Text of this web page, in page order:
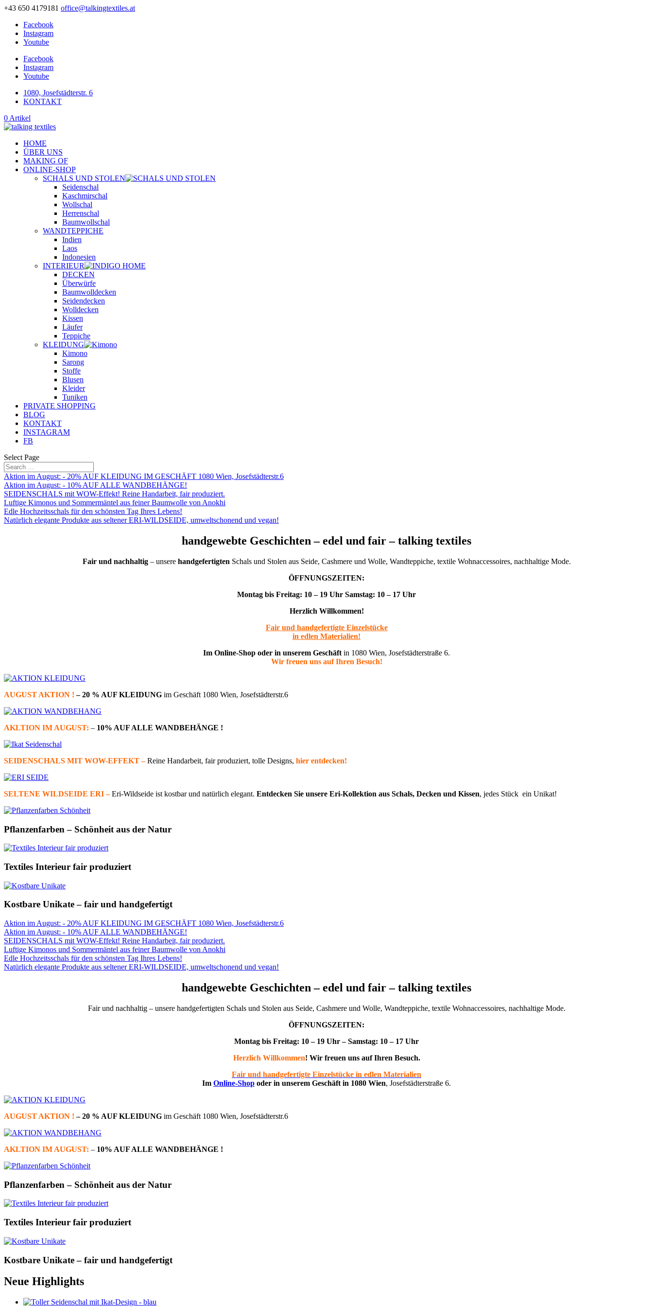
+43 650 4179181 office@talkingtextiles.at
Facebook
Instagram
Youtube
Facebook
Instagram
Youtube
1080, Josefstädterstr. 6
KONTAKT
0 Artikel
HOME
ÜBER UNS
MAKING OF
ONLINE-SHOP
SCHALS UND STOLEN
Seidenschal
Kaschmirschal
Wollschal
Herrenschal
Baumwollschal
WANDTEPPICHE
Indien
Laos
Indonesien
INTERIEUR
DECKEN
Überwürfe
Baumwolldecken
Seidendecken
Wolldecken
Kissen
Läufer
Teppiche
KLEIDUNG
Kimono
Sarong
Stoffe
Blusen
Kleider
Tuniken
PRIVATE SHOPPING
BLOG
KONTAKT
INSTAGRAM
FB
Select Page
Aktion im August: - 20% AUF KLEIDUNG IM GESCHÄFT 1080 Wien, Josefstädterstr.6
Aktion im August: - 10% AUF ALLE WANDBEHÄNGE!
SEIDENSCHALS mit WOW-Effekt! Reine Handarbeit, fair produziert.
Luftige Kimonos und Sommermäntel aus feiner Baumwolle von Anokhi
Edle Hochzeitsschals für den schönsten Tag Ihres Lebens!
Natürlich elegante Produkte aus seltener ERI-WILDSEIDE, umweltschonend und vegan!
handgewebte Geschichten – edel und fair – talking textiles
Fair und nachhaltig– unsere handgefertigten Schals und Stolen aus Seide, Cashmere und Wolle, Wandteppiche, textile Wohnaccessoires, nachhaltige Mode.
ÖFFNUNGSZEITEN:
Montag bis Freitag: 10 – 19 Uhr Samstag: 10 – 17 Uhr
Herzlich Willkommen!
Fair und handgefertigte Einzelstücke
in edlen Materialien!
Im Online-Shop oder in unserem Geschäft in 1080 Wien, Josefstädterstraße 6.
Wir freuen uns auf Ihren Besuch!
AUGUST AKTION !– 20 % AUF KLEIDUNG im Geschäft 1080 Wien, Josefstädterstr.6
AKLTION IM AUGUST: – 10% AUF ALLE WANDBEHÄNGE !
SEIDENSCHALS MIT WOW-EFFEKT –Reine Handarbeit, fair produziert, tolle Designs, hier entdecken!
SELTENE WILDSEIDE ERI –Eri-Wildseide ist kostbar und natürlich elegant. Entdecken Sie unsere Eri-Kollektion aus Schals, Decken und Kissen, jedes Stück ein Unikat!
Pflanzenfarben – Schönheit aus der Natur
Textiles Interieur fair produziert
Kostbare Unikate – fair und handgefertigt
Aktion im August: - 20% AUF KLEIDUNG IM GESCHÄFT 1080 Wien, Josefstädterstr.6
Aktion im August: - 10% AUF ALLE WANDBEHÄNGE!
SEIDENSCHALS mit WOW-Effekt! Reine Handarbeit, fair produziert.
Luftige Kimonos und Sommermäntel aus feiner Baumwolle von Anokhi
Edle Hochzeitsschals für den schönsten Tag Ihres Lebens!
Natürlich elegante Produkte aus seltener ERI-WILDSEIDE, umweltschonend und vegan!
handgewebte Geschichten – edel und fair – talking textiles
Fair und nachhaltig – unsere handgefertigten Schals und Stolen aus Seide, Cashmere und Wolle, Wandteppiche, textile Wohnaccessoires, nachhaltige Mode.
ÖFFNUNGSZEITEN:
Montag bis Freitag: 10 – 19 Uhr – Samstag: 10 – 17 Uhr
Herzlich Willkommen! Wir freuen uns auf Ihren Besuch.
Fair und handgefertigte Einzelstücke in edlen Materialien
Im Online-Shop oder in unserem Geschäft in 1080 Wien, Josefstädterstraße 6.
AUGUST AKTION !– 20 % AUF KLEIDUNG im Geschäft 1080 Wien, Josefstädterstr.6
AKLTION IM AUGUST: – 10% AUF ALLE WANDBEHÄNGE !
Pflanzenfarben – Schönheit aus der Natur
Textiles Interieur fair produziert
Kostbare Unikate – fair und handgefertigt
Neue Highlights